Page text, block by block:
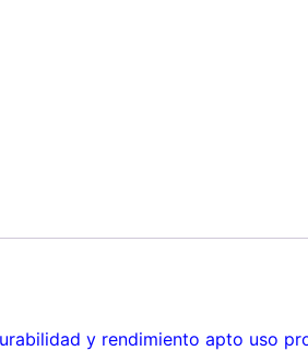
y rendimiento apto uso